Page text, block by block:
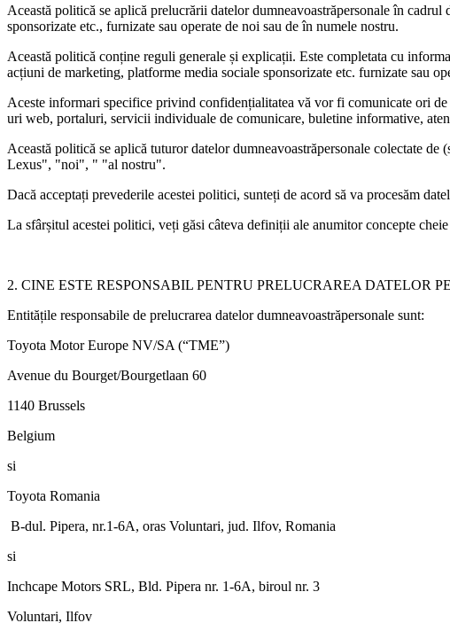
Această politică se aplică prelucrării datelor dumneavoastrăpersonale în
sponsorizate etc., furnizate sau operate de noi sau de în numele nostru.
Această politică conține reguli generale și explicații. Este completata cu
acțiuni de marketing, platforme media sociale sponsorizate etc. furnizate sau
Aceste informari specifice privind confidențialitatea vă vor fi comunicate ori
uri web, portaluri, servicii individuale de comunicare, buletine informative,
Această politică se aplică tuturor datelor dumneavoastrăpersonale colectate
Lexus", "noi", " "al nostru".
Dacă acceptați prevederile acestei politici, sunteți de acord să va procesăm
La sfârșitul acestei politici, veți găsi câteva definiții ale anumitor concepte
2. CINE ESTE RESPONSABIL PENTRU PRELUCRAREA DATELOR
Entitățile responsabile de prelucrarea datelor dumneavoastrăpersonale sunt:
Toyota Motor Europe NV/SA (“TME”)
Avenue du Bourget/Bourgetlaan 60
1140 Brussels
Belgium
si
Toyota Romania
B-dul. Pipera, nr.1-6A, oras Voluntari, jud. Ilfov, Romania
si
Inchcape Motors SRL, Bld. Pipera nr. 1-6A, biroul nr. 3
Voluntari, Ilfov